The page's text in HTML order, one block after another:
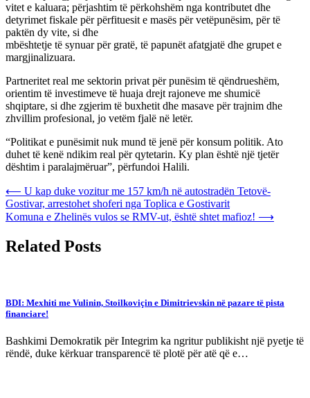
vitet e kaluara; përjashtim të përkohshëm nga kontributet dhe
detyrimet fiskale për përfituesit e masës për vetëpunësim, për të
paktën dy vite, si dhe
mbështetje të synuar për gratë, të papunët afatgjatë dhe grupet e
margjinalizuara.
Partneritet real me sektorin privat për punësim të qëndrueshëm,
orientim të investimeve të huaja drejt rajoneve me shumicë
shqiptare, si dhe zgjerim të buxhetit dhe masave për trajnim dhe
zhvillim profesional, jo vetëm fjalë në letër.
“Politikat e punësimit nuk mund të jenë për konsum politik. Ato
duhet të kenë ndikim real për qytetarin. Ky plan është një tjetër
dështim i paralajmëruar”, përfundoi Halili.
Post
navigation
⟵ U kap duke vozitur me 157 km/h në autostradën Tetovë-
Gostivar, arrestohet shoferi nga Toplica e Gostivarit
Komuna e Zhelinës vulos se RMV-ut, është shtet mafioz! ⟶
Related Posts
BDI: Mexhiti me Vulinin, Stoilkoviçin e Dimitrievskin në pazare të pista
financiare!
Bashkimi Demokratik për Integrim ka ngritur publikisht një pyetje të
rëndë, duke kërkuar transparencë të plotë për atë që e…